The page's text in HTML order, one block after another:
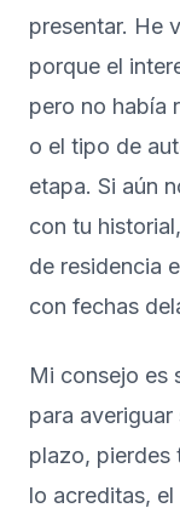
presentar. He
porque el
pero no había
o el tipo de
etapa. Si aún
con tu
de residencia
con fechas
Mi consejo es
para
plazo, pierdes
lo acreditas,